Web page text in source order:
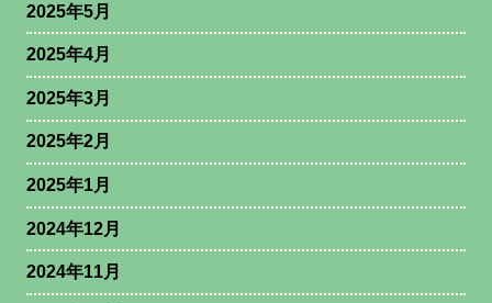
2025年5月
2025年4月
2025年3月
2025年2月
2025年1月
2024年12月
2024年11月